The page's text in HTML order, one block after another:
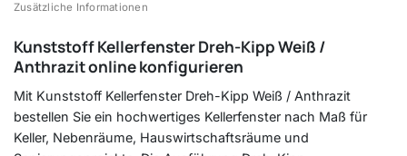
Zusätzliche Informationen
Kunststoff Kellerfenster Dreh-Kipp Weiß /
Anthrazit online konfigurieren
Mit Kunststoff Kellerfenster Dreh-Kipp Weiß / Anthrazit
bestellen Sie ein hochwertiges Kellerfenster nach Maß für
Keller, Nebenräume, Hauswirtschaftsräume und